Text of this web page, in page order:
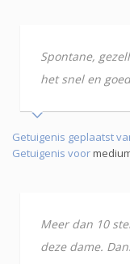
Spontane,
het snel en
Getuigenis geplaatst
Getuigenis voor
Meer dan 10
deze dame.